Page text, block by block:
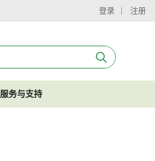
登录 注册
服务与支持